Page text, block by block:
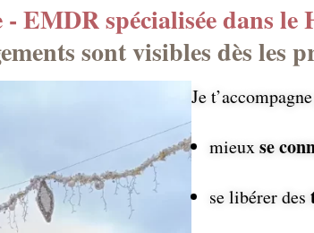
EMDR spécialisée dans
sont visibles dès les
Je
mieuxse
se libérer des